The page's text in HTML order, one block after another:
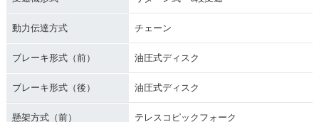
動力伝達方式 チェーン
ブレーキ形式（前） 油圧式ディスク
ブレーキ形式（後） 油圧式ディスク
懸架方式（前） テレスコピックフォーク